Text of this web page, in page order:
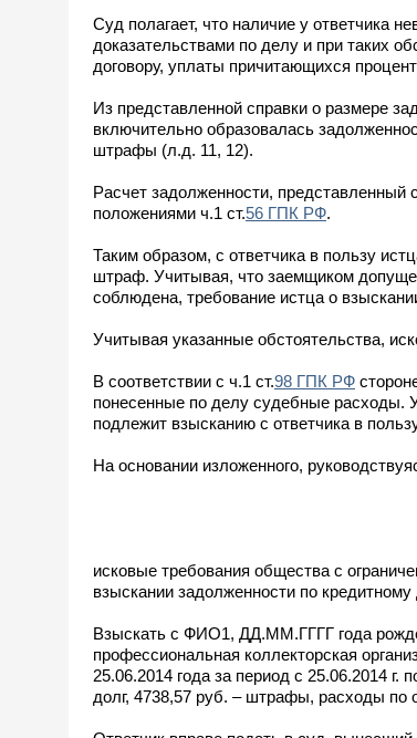
Суд полагает, что наличие у ответчика
доказательствами по делу и при таких
договору, уплаты причитающихся
Из представленной справки о размере
включительно образовалась
штрафы (л.д. 11, 12).
Расчет задолженности, представленный
положениями ч.1 ст.56 ГПК РФ.
Таким образом, с ответчика в пользу
штраф. Учитывая, что заемщиком
соблюдена, требование истца о
Учитывая указанные обстоятельства,
В соответствии с ч.1 ст.98 ГПК РФ
понесенные по делу судебные расходы.
подлежит взысканию с ответчика в
На основании изложенного,
исковые требования общества с
взыскании задолженности по кредитному
Взыскать с ФИО1, ДД.ММ.ГГГГ года
профессиональная коллекторская
25.06.2014 года за период с 25.06.2014 г.
долг, 4738,57 руб. – штрафы, расходы по